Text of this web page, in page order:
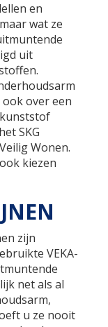
en
wat ze
uit
over een
SKG
Wonen.
kiezen
zijn
VEKA-
net als al
u ze nooit